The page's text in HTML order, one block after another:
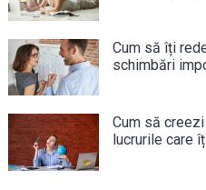
Cum să îți
schimbări
Cum să
lucrurile care